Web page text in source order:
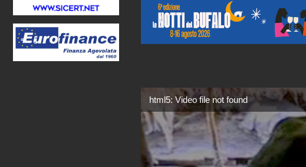
html5: Video file not found